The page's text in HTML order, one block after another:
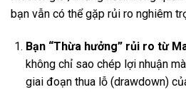
bạn vẫn có thể gặp rủi ro nghiêm
Bạn “Thừa hưởng” rủi ro từ
không chỉ sao chép lợi nhuận
giai đoạn thua lỗ (drawdown)